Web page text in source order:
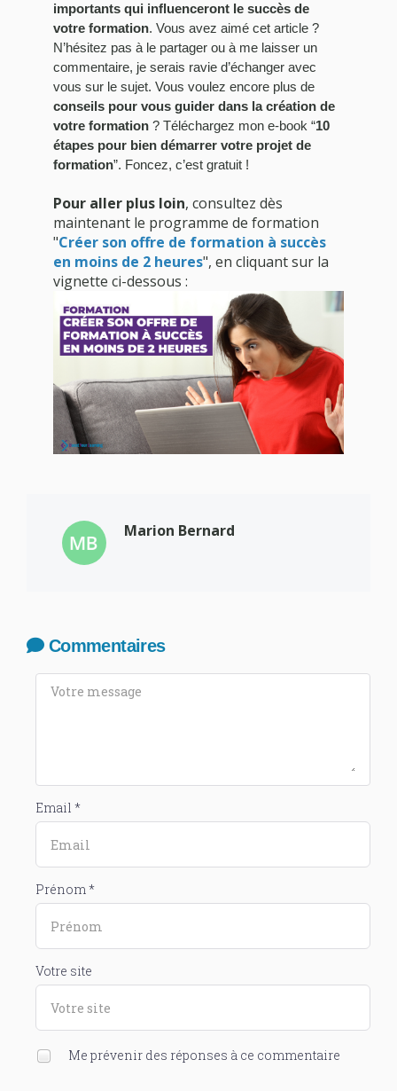
importants qui influenceront le succès de
votre formation. Vous avez aimé cet article ?
N’hésitez pas à le partager ou à me laisser un
commentaire, je serais ravie d’échanger avec
vous sur le sujet. Vous voulez encore plus de
conseils pour vous guider dans la création de
votre formation ? Téléchargez mon e-book “10
étapes pour bien démarrer votre projet de
formation”. Foncez, c’est gratuit !
Pour aller plus loin, consultez dès
maintenant le programme de formation
"Créer son offre de formation à succès
en moins de 2 heures", en cliquant sur la
vignette ci-dessous :
Marion Bernard
Commentaires
Email *
Prénom *
Votre site
Me prévenir des réponses à ce commentaire